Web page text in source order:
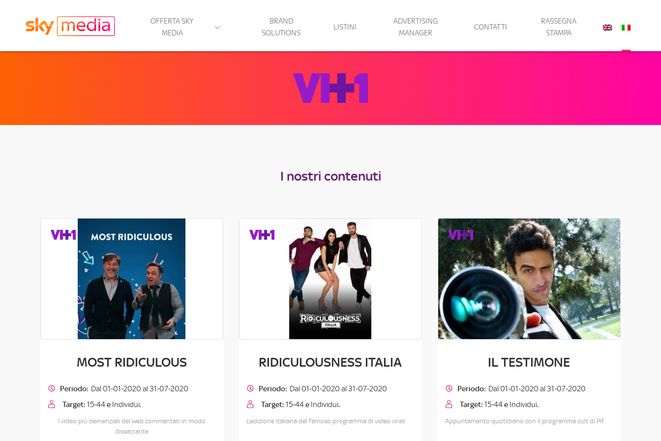
OFFERTA SKY
MEDIA
BRAND
SOLUTIONS
LISTINI
ADVERTISING
MANAGER
CONTATTI
RASSEGNA
STAMPA
I nostri contenuti
MOST RIDICULOUS
Periodo: Dal 01-01-2020 al 31-07-2020
Target: 15-44e Individui.
I video più demenziali del web commentati in modo
dissacrante
RIDICULOUSNESS ITALIA
Periodo: Dal 01-01-2020 al 31-07-2020
Target: 15-44e Individui.
L’edizione italiana del famoso programma di video virali
IL TESTIMONE
Periodo: Dal 01-01-2020 al 31-07-2020
Target: 15-44e Individui.
Appuntamento quotidiano con il programma cult di Pif